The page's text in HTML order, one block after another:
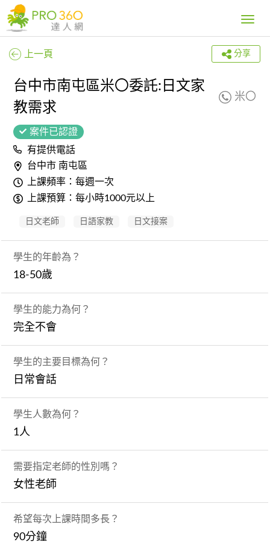
Toggle
上一頁 分享
台中市南屯區米〇委託:日文家
教需求
米〇
案件已認證
有提供電話
台中市 南屯區
上課頻率：每週一次
上課預算：每小時1000元以上
日文老師 日語家教 日文接案
學生的年齡為？
18-50歲
學生的能力為何？
完全不會
學生的主要目標為何？
日常會話
學生人數為何？
1人
需要指定老師的性別嗎？
女性老師
希望每次上課時間多長？
90分鐘